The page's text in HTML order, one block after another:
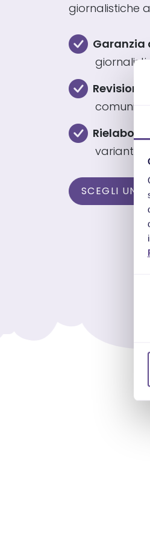
giornalistiche
Garanzia
Revisione
varianti
SCEGLI UN